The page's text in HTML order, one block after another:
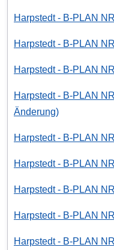
Harpstedt - B-PLAN
Harpstedt - B-PLAN
Harpstedt - B-PLAN
Harpstedt - B-PLAN
Änderung)
Harpstedt - B-PLAN
Harpstedt - B-PLAN
Harpstedt - B-PLAN
Harpstedt - B-PLAN
Harpstedt - B-PLAN